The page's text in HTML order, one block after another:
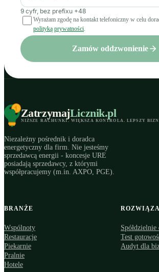
9 cyfr, bez prefixu +48
Wyrażam zgodę na kontakt telefoniczny w celu
polityką prywatności
Zamów oddzwonienie
ZatrzymajLicznik.pl
NIŻSZE RACHUNKI. WIĘKSZA KONTROLA LEPSZY
Niezależny pośrednik i doradca
energetyczny dla firm. Nie jesteśmy
sprzedawcą energii - koncesje URE
posiadają sprzedawcy, z którymi
współpracujemy (m.in. AXPO, PGE).
BRANŻE
Wspólnoty
Restauracje
Piekarnie
Pralnie
Hotele
Spółdzielnie
Test
Audyt dla